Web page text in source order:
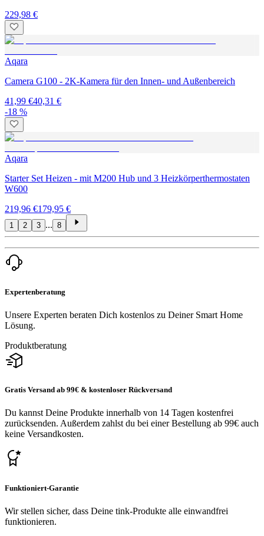
229,98 €
Aqara
Camera G100 - 2K-Kamera für den Innen- und Außenbereich
41,99 €40,31 €
-18 %
Aqara
Starter Set Heizen - mit M200 Hub und 3 Heizkörperthermostaten
W600
219,96 €179,95 €
1 2 3 ... 8
Expertenberatung
Unsere Experten beraten Dich kostenlos zu Deiner Smart Home
Lösung.
Produktberatung
Gratis Versand ab 99€ & kostenloser Rückversand
Du kannst Deine Produkte innerhalb von 14 Tagen kostenfrei
zurücksenden. Außerdem zahlst du bei einer Bestellung ab 99€ auch
keine Versandkosten.
Funktioniert-Garantie
Wir stellen sicher, dass Deine tink-Produkte alle einwandfrei
funktionieren.